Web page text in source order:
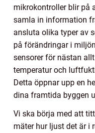
mikrokontroller blir på
samla in information
ansluta olika typer av
på förändringar i
sensorer för nästan
temperatur och
Detta öppnar upp en
dina framtida byggen
Vi ska börja med att
mäter hur ljust det är i